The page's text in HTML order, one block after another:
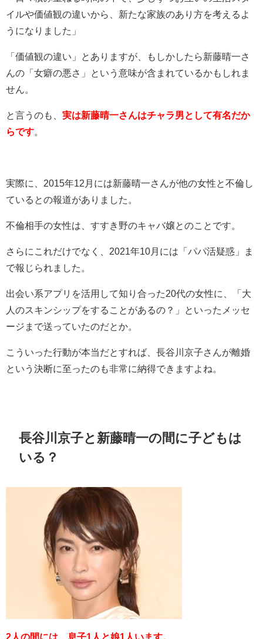
イルや価値観の違いから、新たな家族のあり方を考えるよ
うになりました」
「価値観の違い」とありますが、もしかしたら新藤晴一さ
んの「女癖の悪さ」という意味が含まれているかもしれま
せん。
と言うのも、 実は新藤晴一さんはチャラ男として有名だか
らです
実際に、 2015年12 月には新藤晴一さんが他の女性と不倫し
ているとの報道がありました。
不倫相手の女性は、すすき野のキャバ嬢とのことです。
さらにこれだけでなく、 2021 年10 月には「パパ活疑惑」ま
で報じられました。
出会い系アプリを活用して知り合った20代の女性に、「大
人のスキンシップをすることがあるの？」といったメッセ
ージまで送っていたのだとか。
こういった行動が本当だとすれば、長谷川京子さんが離婚
という決断に至ったのも非常に納得できますよね。
長谷川京子と新藤晴一の間に子どもは
いる？
2人の間には、息子1人と娘1人います。